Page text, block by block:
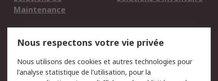
Maintenance
du site
Politique de protection Sécurité des E-mails
Nous respectons votre vie privée
Nous utilisons des cookies et autres technologies pour
l'analyse statistique de l'utilisation, pour la